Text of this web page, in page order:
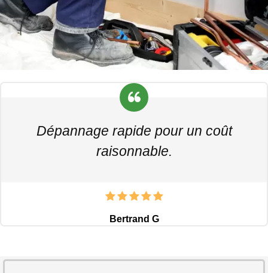
Dépannage rapide pour un coût
raisonnable.
Bertrand G